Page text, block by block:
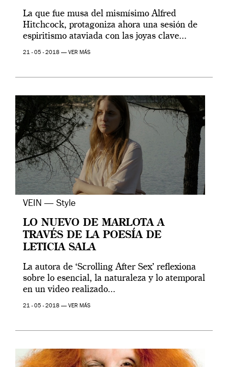
La que fue musa del mismísimo Alfred
Hitchcock, protagoniza ahora una sesión de
espiritismo ataviada con las joyas clave...
21 - 05 - 2018 — VER MÁS
VEIN — Style
LO NUEVO DE MARLOTA A
TRAVÉS DE LA POESÍA DE
LETICIA SALA
La autora de ‘Scrolling After Sex’ reflexiona
sobre lo esencial, la naturaleza y lo atemporal
en un video realizado...
21 - 05 - 2018 — VER MÁS